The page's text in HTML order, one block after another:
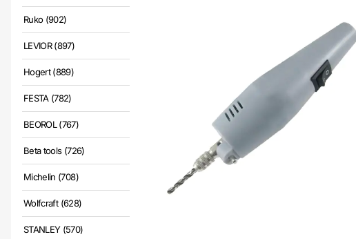
Ruko (902)
LEVIOR (897)
Hogert (889)
FESTA (782)
BEOROL (767)
Beta tools (726)
Michelin (708)
Wolfcraft (628)
STANLEY (570)